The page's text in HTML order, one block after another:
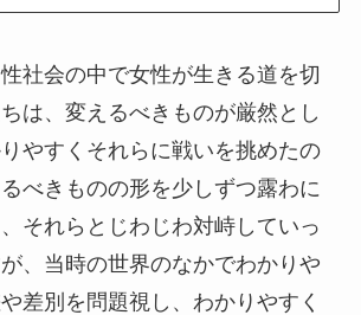
社会の中で女性が生きる道を切
は、変えるべきものが厳然とし
やすくそれらに戦いを挑めたの
べきものの形を少しずつ露わに
それらとじわじわ対峙していっ
、当時の世界のなかでわかりや
差別を問題視し、わかりやすく